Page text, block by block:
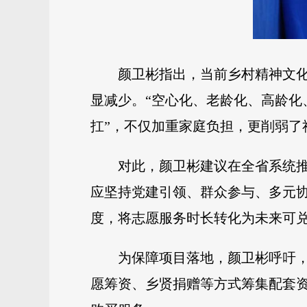
颜卫彬指出，当前乡村精神文
显减少。“空心化、老龄化、高龄
扛”，不仅加重家庭负担，更削弱
对此，颜卫彬建议在全省系统
应坚持党建引领、群众参与、多元
度，将志愿服务时长转化为未来可
为保障项目落地，颜卫彬呼吁
愿筹资、乡贤捐赠等方式筹集配套